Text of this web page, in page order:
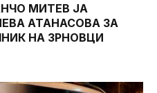
МИТЕВ ЈА
АТАНАСОВА ЗА
НА ЗРНОВЦИ